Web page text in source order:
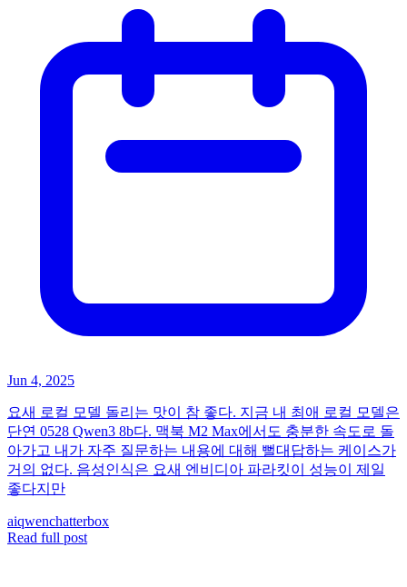
Jun 4, 2025
요새 로컬 모델 돌리는 맛이 참 좋다. 지금 내 최애 로컬 모델은
단연 0528 Qwen3 8b다. 맥북 M2 Max에서도 충분한 속도로 돌
아가고 내가 자주 질문하는 내용에 대해 뻘대답하는 케이스가
거의 없다. 음성인식은 요새 엔비디아 파라킷이 성능이 제일
좋다지만
aiqwenchatterbox
Read full post